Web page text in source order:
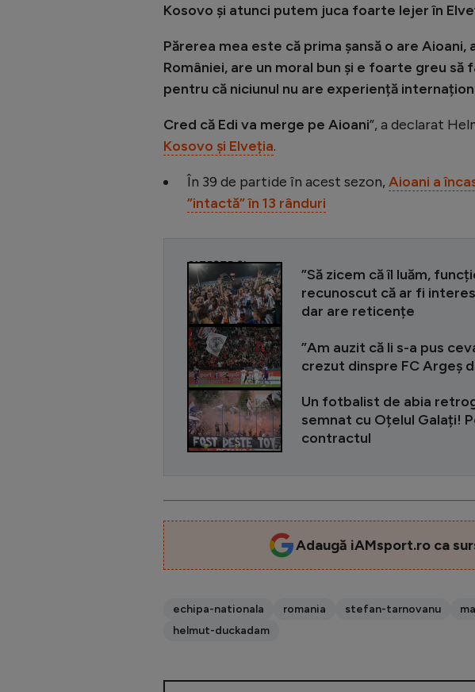
Kosovo și atunci putem juca foarte lejer în
Părerea mea este că prima șansă o are
României, are un moral bun și e foarte greu
pentru că niciunul nu are experiență
Cred că Edi va merge pe Aioani”, a declarat
Kosovo și Elveția.
În 39 de partide în acest sezon, Aioani a
”intactă” în 13 rânduri
CITEȘTE ȘI
”Să zicem că îl luăm,
recunoscut că ar fi
dar are reticențe
”Am auzit că li s-a pus
crezut dinspre FC Argeș
Un fotbalist de abia
semnat cu Oțelul Galați!
contractul
Adaugă iAMsport.ro ca
echipa-nationala romania stefan-tarnovanu
helmut-duckadam